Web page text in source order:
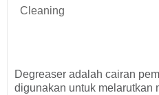
Degreaser adalah cairan
digunakan untuk melarutkan